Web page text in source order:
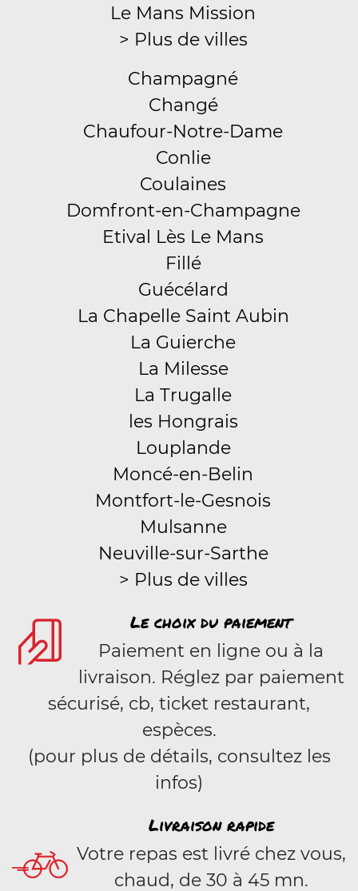
Le Mans Mission
> Plus de villes
Champagné
Changé
Chaufour-Notre-Dame
Conlie
Coulaines
Domfront-en-Champagne
Etival Lès Le Mans
Fillé
Guécélard
La Chapelle Saint Aubin
La Guierche
La Milesse
La Trugalle
les Hongrais
Louplande
Moncé-en-Belin
Montfort-le-Gesnois
Mulsanne
Neuville-sur-Sarthe
> Plus de villes
Le choix du paiement
Paiement en ligne ou à la
livraison. Réglez par paiement
sécurisé, cb, ticket restaurant,
espèces.
(pour plus de détails, consultez les
infos)
Livraison rapide
Votre repas est livré chez vous,
chaud, de 30 à 45 mn.